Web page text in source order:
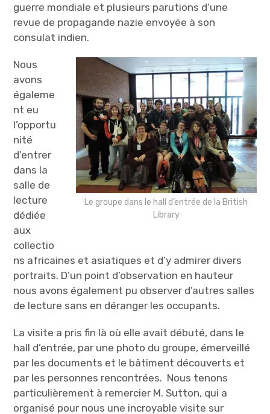
guerre mondiale et plusieurs parutions d’une
revue de propagande nazie envoyée à son
consulat indien.
Le groupe dans le hall d’entrée de la British
Library
Nous
avons
égaleme
nt eu
l’opportu
nité
d’entrer
dans la
salle de
lecture
dédiée
aux
collectio
ns africaines et asiatiques et d’y admirer divers
portraits. D’un point d’observation en hauteur
nous avons également pu observer d’autres salles
de lecture sans en déranger les occupants.
La visite a pris fin là où elle avait débuté, dans le
hall d’entrée, par une photo du groupe, émerveillé
par les documents et le bâtiment découverts et
par les personnes rencontrées. Nous tenons
particulièrement à remercier M. Sutton, qui a
organisé pour nous une incroyable visite sur